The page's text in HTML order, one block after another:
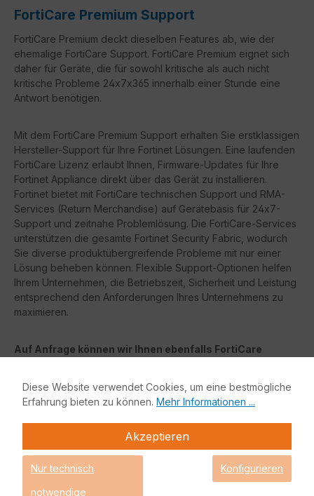
FortiCare Premium Support
FortiCare Premium deckt dieselben Features ab, wie der
ehemalige FortiCare Support. FortiCare Premium eignet sich
daher für Geräte, die für sowohl kritische als auch nicht
kritische Probleme 24x7x365 innerhalb einer Stunde eine
Antwort benötigen.
Mit dem FortiCare Premium Support erhalten Sie erstklassigen
Hersteller-Support für Ihre Fortinet Lösungen. Eine laufenden
FortiCare Lizenz erlaubt Ihnen, Firmware-Updates für Ihre
Fortinet Appliance direkt über das Gerät zu installieren.
Fortinet bietet mit FortiCare technischen Support und RMA-
Services (Return Merchandise) auf Gerätebasis für 24x7-
Support und zeitnahe Problemlösung. Die FortiCare-Services
unterstützen die gesamte Fortinet Security Fabric, wodurch
Sie diverse produktübergreifende Probleme mit nur einer
Lösung beheben können. Flexible Support-Optionen helfen
Ihrem Unternehmen, die Betriebszeit, Sicherheit und Leistung
entsprechend den Anforderungen Ihres Unternehmens zu
maximieren.
Auf Anfrage können wir Ihnen ebenfalls FortiCare
Tabelle.
FortiCareElite Services bietet erweiterte Service-Level-
Agreements (SLAs
) und beschleunigte Problemlösung.
Dieses erweiterte Support-Angebot bietet Zugang zu einem
Diese Website verwendet Cookies, um eine bestmögliche
Erfahrung bieten zu können. Mehr Informationen ...
Akzeptieren
Nur technisch
notwendige
Konfigurieren